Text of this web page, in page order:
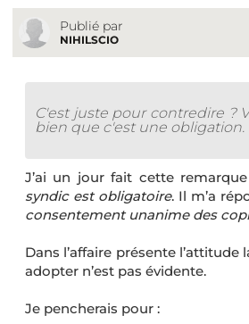
Publié par
NIHILSCIO
C'est juste pour contredire ?
bien que c'est une obligation.
J’ai un jour fait cette
syndic est obligatoire. Il m’a
consentement unanime des
Dans l’affaire présente
adopter n’est pas évidente.
Je pencherais pour :